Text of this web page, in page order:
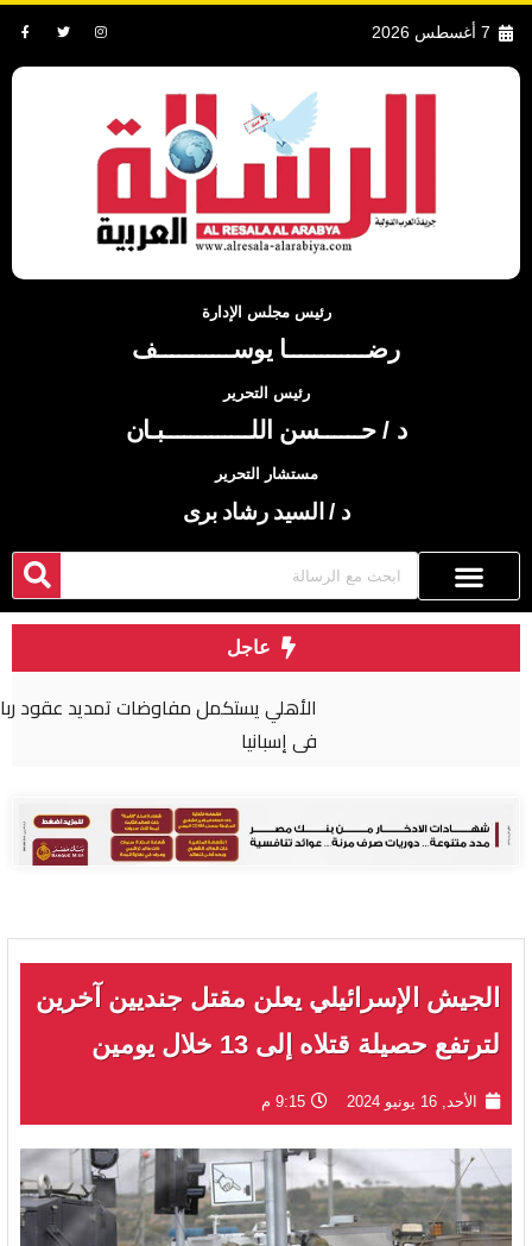
7 أغسطس 2026
رئيس مجلس الإدارة
رضــــــــــــا يوســـــــــــف
رئيس التحرير
د / حــــــسن اللـــــــــــــبـان
مستشار التحرير
د / السيد رشاد برى
عاجل
الأهلي يستكمل مفاوضات تمديد عقود رباعي الفريق
الجيش الإسرائيلي يعلن مقتل جنديين آخرين
لترتفع حصيلة قتلاه إلى 13 خلال يومين
الأحد, 16 يونيو 2024 9:15 م